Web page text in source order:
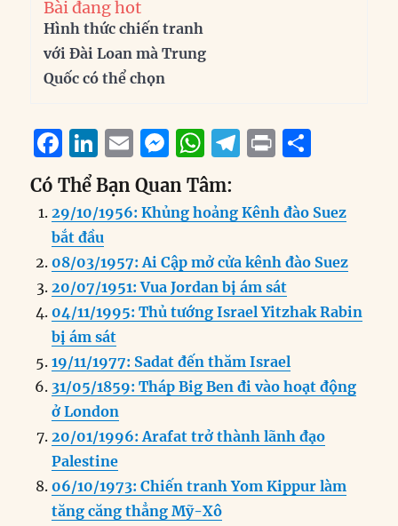
Bài đang hot
Hình thức chiến tranh
với Đài Loan mà Trung
Quốc có thể chọn
F
a
c
e
b
o
o
k
Li
n
k
e
d
I
n
E
m
ai
l
M
e
ss
e
n
g
er
W
h
at
s
A
p
p
T
e
g
r
a
m
P
n
t
a
re
Có Thể Bạn Quan Tâm:
29/10/1956: Khủng hoảng Kênh đào Suez
bắt đầu
08/03/1957: Ai Cập mở cửa kênh đào Suez
20/07/1951: Vua Jordan bị ám sát
04/11/1995: Thủ tướng Israel Yitzhak Rabin
bị ám sát
19/11/1977: Sadat đến thăm Israel
31/05/1859: Tháp Big Ben đi vào hoạt động
ở London
20/01/1996: Arafat trở thành lãnh đạo
Palestine
06/10/1973: Chiến tranh Yom Kippur làm
tăng căng thẳng Mỹ-Xô